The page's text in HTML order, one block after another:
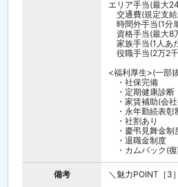
エリア手当(最大
交通費(規定支
時間外手当(1分
資格手当(最大8
家族手当(1人あ
役職手当(2万2
<福利厚生>(一部
・社保完備
・定期健康診断
・家賃補助(会
・永年勤続表彰
・社割あり
・慶弔見舞金制
・退職金制度
・カムバック(
備考
＼魅力POINT［3